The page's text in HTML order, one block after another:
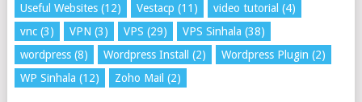
Useful Websites(12) Vestacp (11) video tutorial (4)
vnc(3) VPN (3) VPS (29) VPS Sinhala (38)
wordpress(8) Wordpress Install (2) Wordpress Plugin (2)
WP Sinhala (12) Zoho Mail (2)